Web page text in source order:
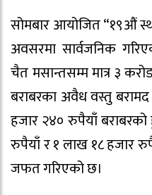
सोमबार आयोजित “१९औं
अवसरमा सार्वजनिक
चैत मसान्तसम्म मात्र ३
बराबरका अवैध वस्तु
हजार २४० रुपैयाँ बराबरको
रुपैयाँ र १ लाख १८ हजार
जफत गरिएको छ।